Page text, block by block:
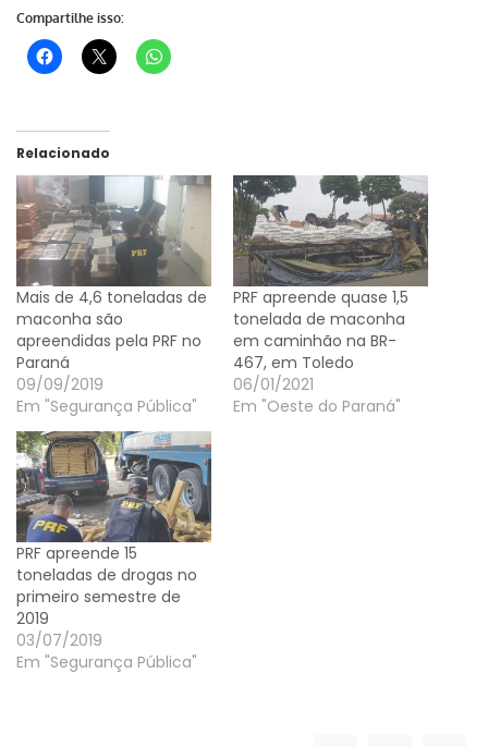
Compartilhe isso:
Relacionado
Mais de 4,6 toneladas de
maconha são
apreendidas pela PRF no
Paraná
09/09/2019
Em "Segurança Pública"
PRF apreende quase 1,5
tonelada de maconha
em caminhão na BR-
467, em Toledo
06/01/2021
Em "Oeste do Paraná"
PRF apreende 15
toneladas de drogas no
primeiro semestre de
2019
03/07/2019
Em "Segurança Pública"